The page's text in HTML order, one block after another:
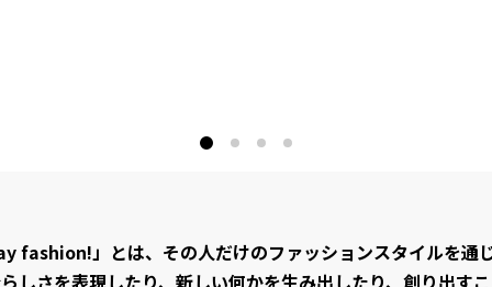
fashion!」とは、その人だけのファッションスタイルを通じ
しさを表現したり、新しい何かを生み出したり、創り出すこ